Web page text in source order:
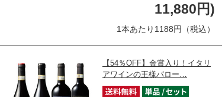
11,880円)
1本あたり1188円（税込）
【54％OFF】金賞入り！イタリ
アワインの王様バロー…